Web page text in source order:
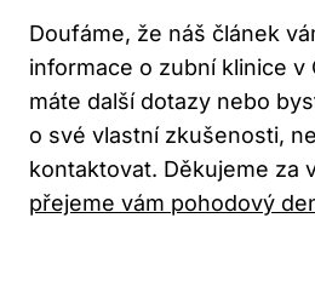
Doufáme, že náš článek
informace o zubní klinice v
máte další dotazy nebo
o své vlastní zkušenosti,
kontaktovat. Děkujeme za
přejeme vám pohodový